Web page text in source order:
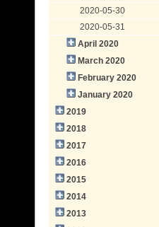
2020-05-30
2020-05-31
April 2020
March 2020
February 2020
January 2020
2019
2018
2017
2016
2015
2014
2013